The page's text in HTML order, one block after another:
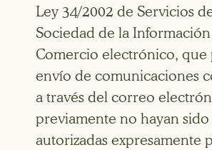
Ley 34/2002 de Servicios
Sociedad de la
Comercio electrónico, que
envío de comunicaciones
a través del correo
previamente no hayan sido
autorizadas expresamente